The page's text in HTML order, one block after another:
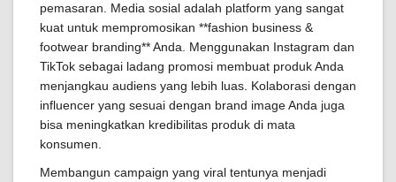
pemasaran. Media sosial adalah platform yang sangat
kuat untuk mempromosikan **fashion business &
footwear branding** Anda. Menggunakan Instagram dan
TikTok sebagai ladang promosi membuat produk Anda
menjangkau audiens yang lebih luas. Kolaborasi dengan
influencer yang sesuai dengan brand image Anda juga
bisa meningkatkan kredibilitas produk di mata
konsumen.
Membangun campaign yang viral tentunya menjadi